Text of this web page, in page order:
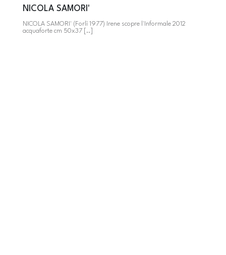
NICOLA SAMORI'
NICOLA SAMORI' (Forlì 1977) Irene scopre l'Informale 2012
acquaforte cm 50x37 [..]